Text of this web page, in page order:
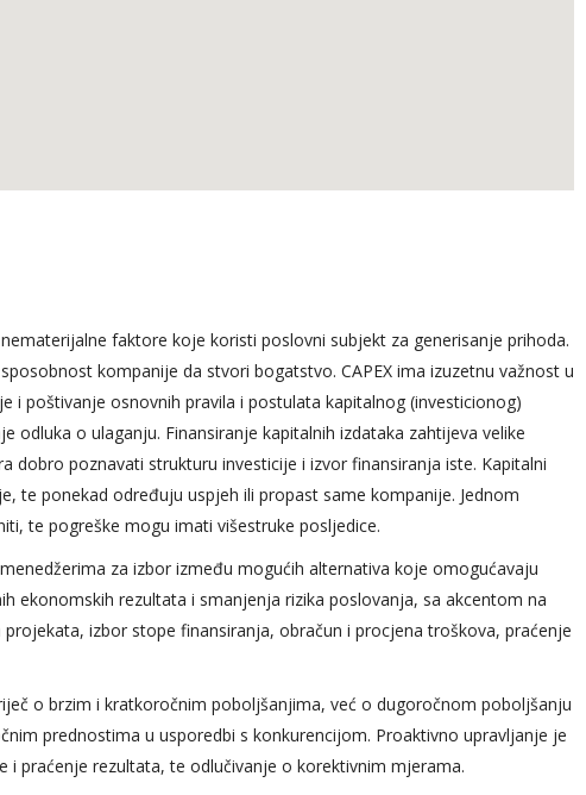
faktore koje koristi poslovni subjekt za generisanje prihoda.
kompanije da stvori bogatstvo. CAPEX ima izuzetnu važnost u
i poštivanje osnovnih pravila i postulata kapitalnog (investicionog)
odluka o ulaganju. Finansiranje kapitalnih izdataka zahtijeva velike
dobro poznavati strukturu investicije i izvor finansiranja iste. Kapitalni
te ponekad određuju uspjeh ili propast same kompanije. Jednom
te pogreške mogu imati višestruke posljedice.
za izbor između mogućih alternativa koje omogućavaju
ekonomskih rezultata i smanjenja rizika poslovanja, sa akcentom na
izbor stope finansiranja, obračun i procjena troškova, praćenje
o brzim i kratkoročnim poboljšanjima, već o dugoročnom poboljšanju
prednostima u usporedbi s konkurencijom. Proaktivno upravljanje je
praćenje rezultata, te odlučivanje o korektivnim mjerama.
predavača
cijelog modula, trud
slikovito približi ono o
priča iz svog
iskustva, drži
efikasno tokom
predavanja.
Key Account Manager,
Hercegovinalijek
Kontroling u ljudskim
potencijalima za mene
predstavlja jedan sasvim
novi izazov, obzirom da sam
cijelu karijeru provela u
računovodstvu, ja smatram
da sam danas kroz praktički
dio uspjela shvatiti dio
Arijana Kekić
Senior Accountant, AS